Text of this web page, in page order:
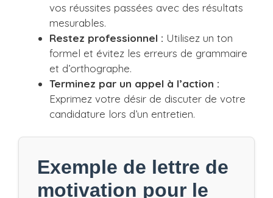
vos réussites passées avec des résultats
mesurables.
Restez professionnel : Utilisez un ton
formel et évitez les erreurs de grammaire
et d’orthographe.
Terminez par un appel à l’action :
Exprimez votre désir de discuter de votre
candidature lors d’un entretien.
Exemple de lettre de
motivation pour le